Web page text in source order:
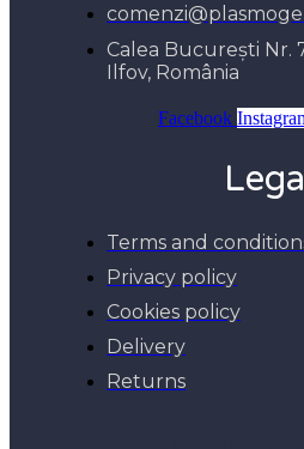
Calea București Nr.
Ilfov, România
Facebook
Terms and
Privacy policy
Cookies policy
Delivery
Returns